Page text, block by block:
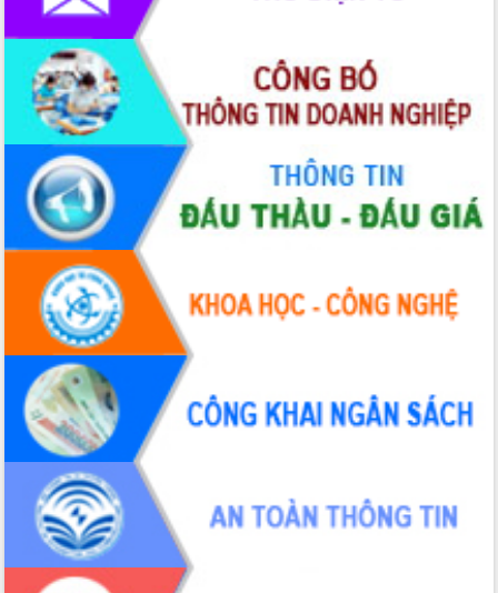
Xã Ea Phê gắn cải cách hành chính với
chuyển đổi số
Phó Chủ tịch Thường trực UBND tỉnh
Hồ Thị Nguyên Thảo làm việc tại Trung
tâm Phục vụ hành chính công xã Ea
Xây dựng nền hành chính số đồng
hành cùng nông dân dân, doanh nghiệp
Giai đoạn 2026-2030, Đắk Lắk phấn
đấu có 77% xã đạt chuẩn nông thôn
Chuyển đổi số 'mở đường' cho nông
nghiệp Đắk Lắk tăng trưởng bứt phá
Triển khai đồng bộ đo đạc, lập hồ sơ
địa chính, hoàn thiện cơ sở dữ liệu đất
đai
Ứng dụng sinh trắc học - Bước tiến
trong hành trình chuyển đổi số tại Đắk
Đắk Lắk nâng cao hiệu quả công tác
Đảng từ Sổ tay đảng viên điện tử
Đắk Lắk đẩy mạnh nuôi biển công
nghệ, hướng tới phát triển thủy sản
bền vững